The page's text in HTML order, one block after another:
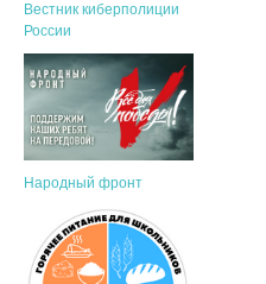
Вестник киберполиции
России
Народный фронт